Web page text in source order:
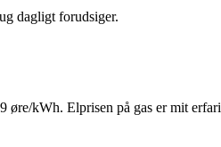
dagligt forudsiger.
kWh. Elprisen på gas er mit